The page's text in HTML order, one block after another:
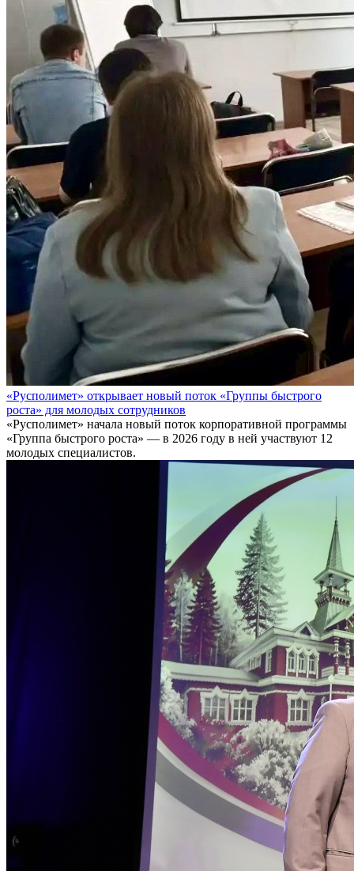
«Русполимет» открывает новый поток «Группы быстрого
роста» для молодых сотрудников
«Русполимет» начала новый поток корпоративной программы
«Группа быстрого роста» — в 2026 году в ней участвуют 12
молодых специалистов.